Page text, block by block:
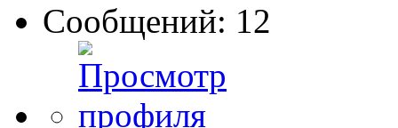
Сообщений: 12